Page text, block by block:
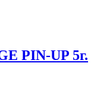
PIN-UP 5г.